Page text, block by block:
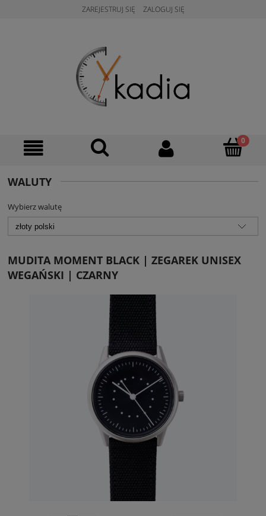
ZAREJESTRUJ SIĘ ZALOGUJ SIĘ
WALUTY
Wybierz walutę
MUDITA MOMENT BLACK | ZEGAREK UNISEX
WEGAŃSKI | CZARNY